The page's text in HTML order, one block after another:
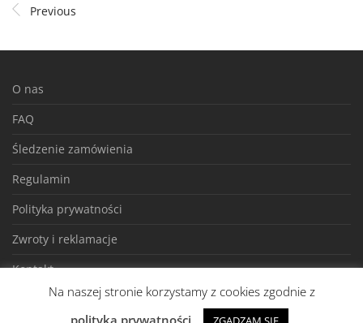
Previous
O nas
FAQ
Śledzenie zamówienia
Regulamin
Polityka prywatności
Zwroty i reklamacje
Kontakt
© 2026 Wszelkie prawa zastrzeżone - CH24.PL ®
Na naszej stronie korzystamy z cookies zgodnie z
polityką prywatności